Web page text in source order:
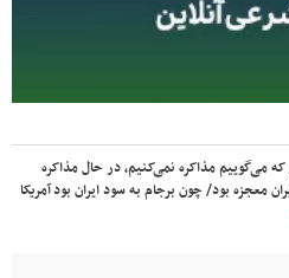
می‌گوییم مذاکره نمی‌کنیم، در حال مذاکره
معجزه بود/ چون برجام به سود ایران بود آمریکا